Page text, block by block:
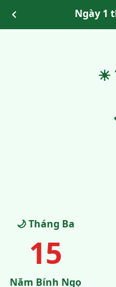
Ngày 1
☀
🌙 Tháng Ba
15
Năm Bính Ngọ